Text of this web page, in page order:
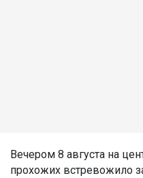
Вечером 8 августа на
прохожих встревожило